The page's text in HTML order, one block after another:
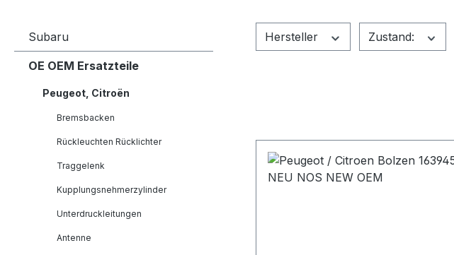
Subaru
OE OEM Ersatzteile
Peugeot, Citroën
Bremsbacken
Rückleuchten Rücklichter
Traggelenk
Kupplungsnehmerzylinder
Unterdruckleitungen
Antenne
Hersteller Zustand: